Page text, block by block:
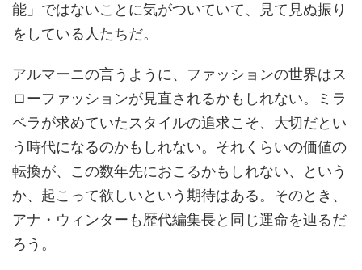
能」ではないことに気がついていて、見て見ぬ振り
をしている人たちだ。
アルマーニの言うように、ファッションの世界はス
ローファッションが見直されるかもしれない。ミラ
ベラが求めていたスタイルの追求こそ、大切だとい
う時代になるのかもしれない。それくらいの価値の
転換が、この数年先におこるかもしれない、という
か、起こって欲しいという期待はある。そのとき、
アナ・ウィンターも歴代編集長と同じ運命を辿るだ
ろう。